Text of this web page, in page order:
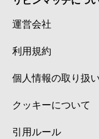
運営会社
利用規約
個人情報の取り扱い
クッキーについて
引用ルール